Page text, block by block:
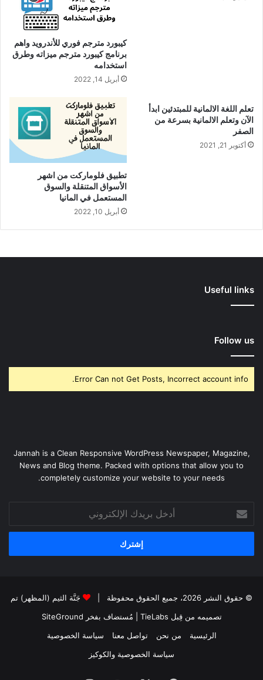
كيبورد مترجم فوري للأندرويد واهم
برنامج كيبورد مترجم ميزاته وطرق
استخدامه
أبريل 14, 2022
تعلم اللغة الالمانية للمبتدئين ابدأ
الآن وتعلم الالمانية بسرعة من
الصفر
أكتوبر 21, 2021
تطبيق فلوماركت من اشهر
الأسواق المتنقلة والسوق
المستعمل في المانيا
أبريل 10, 2022
Useful links
Follow us
Error Can not Get Posts, Incorrect account info.
Jannah is a Clean Responsive WordPress Newspaper, Magazine,
News and Blog theme. Packed with options that allow you to
completely customize your website to your needs.
بريدك
© حقوق النشر 2026، جميع الحقوق محفوظة |
جَنَّة الثيم (المظهر) تم
تصميمه من قِبل TieLabs
| مُستضاف بفخر SiteGround
الرئيسية
من نحن تواصل معنا
سياسة الخصوصية
سياسة الخصوصية والكوكيز